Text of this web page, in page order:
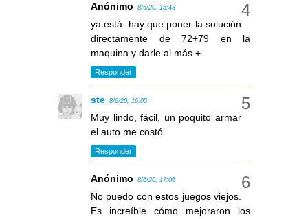
Anónimo 8/6/20, 15:43
ya está. hay que poner la solución
directamente de 72+79 en la
maquina y darle al más +.
Responder
ste 8/6/20, 16:05
Muy lindo, fácil, un poquito armar
el auto me costó.
Responder
Anónimo 8/6/20, 17:06
No puedo con estos juegos viejos.
Es increíble cómo mejoraron los